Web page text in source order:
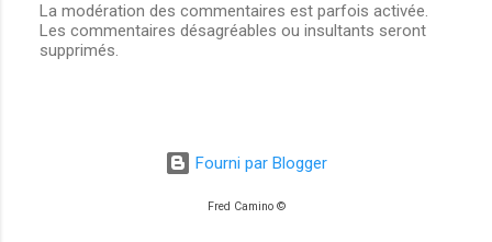
E
n
La modération des commentaires est parfois activée.
Les commentaires désagréables ou insultants seront
supprimés.
Fourni par Blogger
Fred Camino ©